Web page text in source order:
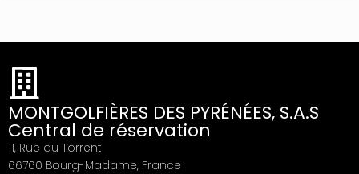
MONTGOLFIÈRES DES PYRÉNÉES, S.A.S
Central de réservation
11, Rue du Torrent
66760 Bourg-Madame, France